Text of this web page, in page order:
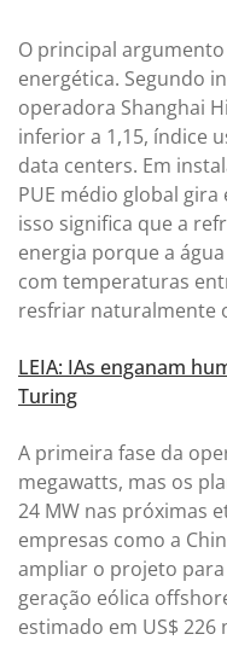
O principal
energética. Segundo
operadora Shanghai
inferior a 1,15, índice
data centers. Em
PUE médio global
isso significa que a
energia porque a
com temperaturas
resfriar naturalmente
LEIA: IAs enganam
Turing
A primeira fase da
megawatts, mas os
24 MW nas próximas
empresas como a
ampliar o projeto
geração eólica
estimado em US$ 226